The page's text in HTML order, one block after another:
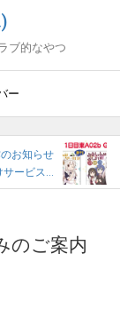
ブ的なやつ
ー
お知らせ
ービス...
のご案内